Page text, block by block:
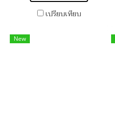
เปรียบเทียบ
New